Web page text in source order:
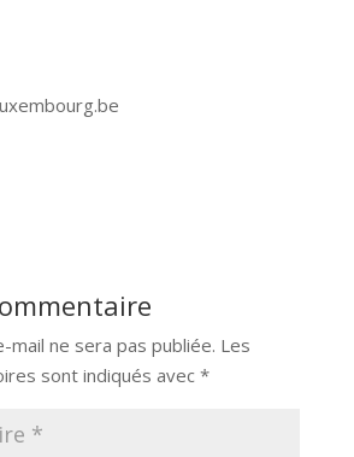
ne sera pas publiée. Les
sont indiqués avec *